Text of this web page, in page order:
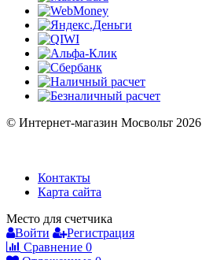
© Интернет-магазин Мосвольт 2026
Контакты
Карта сайта
Место для счетчика
Войти
Регистрация
Сравнение 0